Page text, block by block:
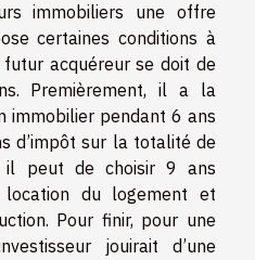
immobiliers une offre
certaines conditions à
acquéreur se doit de
Premièrement, il a la
immobilier pendant 6 ans
d’impôt sur la totalité de
il peut de choisir 9 ans
du logement et
Pour finir, pour une
jouirait d’une